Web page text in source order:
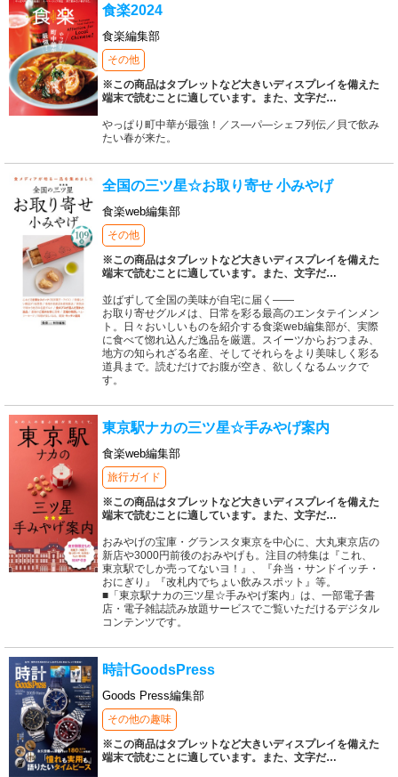
食楽2024
食楽編集部
その他
※この商品はタブレットなど大きいディスプレイを備えた
端末で読むことに適しています。また、文字だ…
やっぱり町中華が最強！／ス―パ―シェフ列伝／貝で飲み
たい春が来た。
全国の三ツ星☆お取り寄せ 小みやげ
食楽web編集部
その他
※この商品はタブレットなど大きいディスプレイを備えた
端末で読むことに適しています。また、文字だ…
並ばずして全国の美味が自宅に届く――
お取り寄せグルメは、日常を彩る最高のエンタテインメン
ト。日々おいしいものを紹介する食楽web編集部が、実際
に食べて惚れ込んだ逸品を厳選。スイーツからおつまみ、
地方の知られざる名産、そしてそれらをより美味しく彩る
道具まで。読むだけでお腹が空き、欲しくなるムックで
す。
東京駅ナカの三ツ星☆手みやげ案内
食楽web編集部
旅行ガイド
※この商品はタブレットなど大きいディスプレイを備えた
端末で読むことに適しています。また、文字だ…
おみやげの宝庫・グランスタ東京を中心に、大丸東京店の
新店や3000円前後のおみやげも。注目の特集は『これ、
東京駅でしか売ってないヨ！』、『弁当・サンドイッチ・
おにぎり』『改札内でちょい飲みスポット』等。
■「東京駅ナカの三ツ星☆手みやげ案内」は、一部電子書
店・電子雑誌読み放題サービスでご覧いただけるデジタル
コンテンツです。
時計GoodsPress
Goods Press編集部
その他の趣味
※この商品はタブレットなど大きいディスプレイを備えた
端末で読むことに適しています。また、文字だ…